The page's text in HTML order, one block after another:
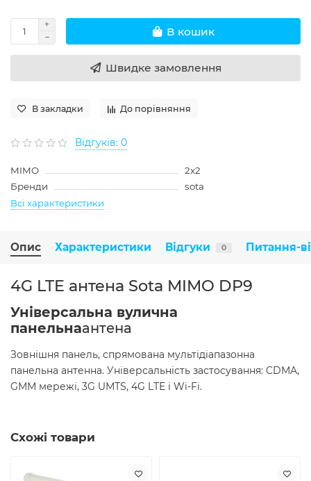
В кошик
Швидке замовлення
В закладки До порівняння
Відгуків: 0
MIMO
2x2
Бренди
sota
Всі характеристики
Опис Характеристики Відгуки 0 Питання-
4G LTE антена Sota MIMO DP9
Універсальна вулична
панельнаантена
Зовнішня панель, спрямована мультідіапазонна
панельна антенна. Універсальність застосування: CDMA,
GММ мережі, 3G UМТЅ, 4G LТЕ і Wi-Fi.
Схожі товари